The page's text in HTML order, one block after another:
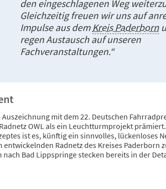
den eingeschlagenen Weg
Gleichzeitig freuen wir uns auf
Impulse aus dem Kreis Paderborn
regen Austausch auf unseren
Fachveranstaltungen.“
mit dem 22. Deutschen
OWL als ein Leuchtturmprojekt
ist es, künftig ein sinnvolles, lückenloses
Radnetz des Kreises Paderborn
Bad Lippspringe stecken bereits in der